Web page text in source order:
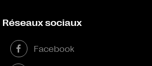
Réseaux sociaux
Facebook